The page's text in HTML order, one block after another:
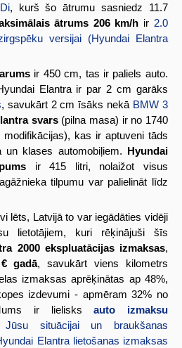
, kurš šo ātrumu sasniedz 11.7
ātrums 206 km/h ir 2.0
versijai (Hyundai Elantra
ir 450 cm, tas ir paliels auto.
Elantra ir par 2 cm garāks
, savukārt 2 cm īsāks nekā BMW 3
svars(pilna masa) ir no 1740
kas ir aptuveni tāds
klases automobiļiem. Hyundai
ir 415 litri, nolaižot visus
tilpumu var palielināt līdz
lēts, Latvijā to var iegādāties vidēji
lietotājiem, kuri rēķinājuši šīs
2000 ekspluatācijas izmaksas,
gadā, savukārt viens kilometrs
izmaksas aprēķinātas ap 48%,
izdevumi - apmēram 32% no
ir lielisksauto izmaksu
Jūsu situācijai un braukšanas
Elantra lietošanas izmaksas